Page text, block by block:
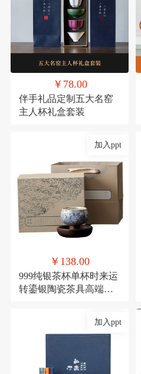
￥78.00
伴手礼品定制五大名窑
主人杯礼盒套装
加入ppt
￥138.00
999纯银茶杯单杯时来运
转鎏银陶瓷茶具高端主
加入ppt